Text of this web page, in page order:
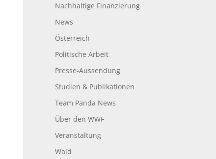
Nachhaltige Finanzierung
News
Österreich
Politische Arbeit
Presse-Aussendung
Studien & Publikationen
Team Panda News
Über den WWF
Veranstaltung
Wald